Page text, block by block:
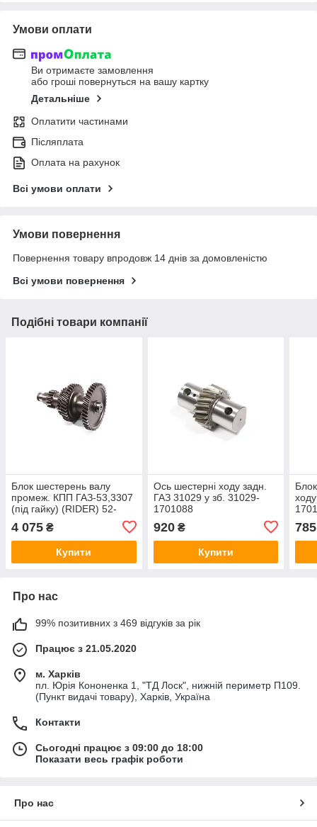
Умови оплати
Ви отримаєте замовлення
або гроші повернуться на вашу картку
Детальніше
Оплатити частинами
Післяплата
Оплата на рахунок
Всі умови оплати
Умови повернення
Повернення товару впродовж 14 днів за домовленістю
Всі умови повернення
Подібні товари компанії
Блок шестерень валу
промеж. КПП ГАЗ-53,3307
(під гайку) (RIDER) 52-
4 075 ₴
Купити
Ось шестерні ходу задн.
ГАЗ 31029 у зб. 31029-
1701088
920₴
Купити
785
Про нас
99% позитивних з 469 відгуків за рік
Працює з 21.05.2020
м. Харків
пл. Юрія Кононенка 1, "ТД Лоск", нижній периметр П109.
(Пункт видачі товару), Харків, Україна
Контакти
Сьогодні працює з 09:00 до 18:00
Показати весь графік роботи
Про нас